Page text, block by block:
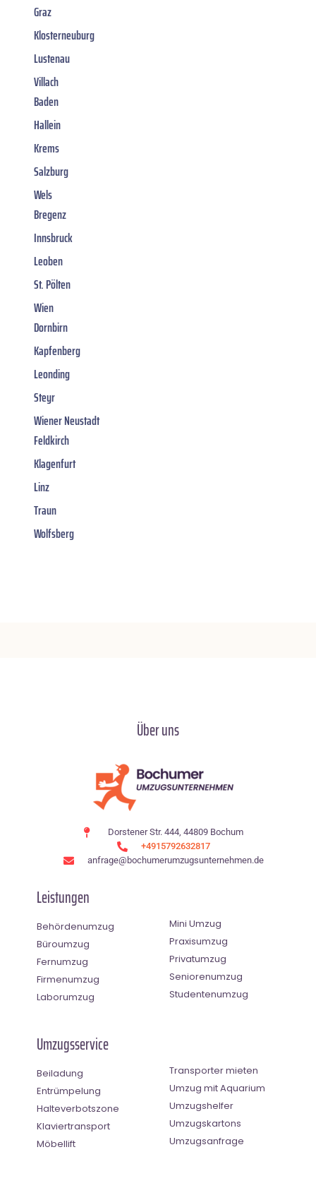
Graz
Klosterneuburg
Lustenau
Villach
Baden
Hallein
Krems
Salzburg
Wels
Bregenz
Innsbruck
Leoben
St. Pölten
Wien
Dornbirn
Kapfenberg
Leonding
Steyr
Wiener Neustadt
Feldkirch
Klagenfurt
Linz
Traun
Wolfsberg
Über uns
Dorstener Str. 444, 44809 Bochum
+4915792632817
anfrage@bochumerumzugsunternehmen.de
Leistungen
Behördenumzug
Büroumzug
Fernumzug
Firmenumzug
Laborumzug
Mini Umzug
Praxisumzug
Privatumzug
Seniorenumzug
Studentenumzug
Umzugsservice
Beiladung
Entrümpelung
Halteverbotszone
Klaviertransport
Möbellift
Transporter mieten
Umzug mit Aquarium
Umzugshelfer
Umzugskartons
Umzugsanfrage